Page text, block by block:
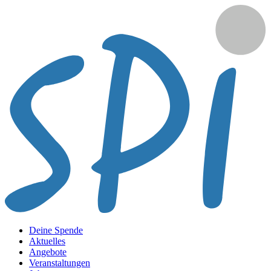
Deine Spende
Aktuelles
Angebote
Veranstaltungen